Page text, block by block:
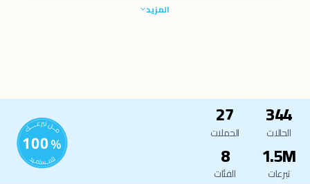
المزيد
344
الحالات
27
الحملات
1.5M
تبرعات
8
الفئات